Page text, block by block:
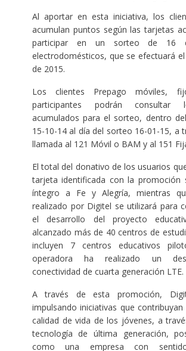
Al aportar en esta iniciativa, los
acumulan puntos según las tarjetas
participar en un sorteo de 16
electrodomésticos, que se efectuará
de 2015.
Los clientes Prepago móviles,
participantes podrán consultar
acumulados para el sorteo, dentro
15-10-14 al día del sorteo 16-01-15, a
llamada al 121 Móvil o BAM y al 151
El total del donativo de los usuarios
tarjeta identificada con la promoción
íntegro a Fe y Alegría, mientras
realizado por Digitel se utilizará para
el desarrollo del proyecto
alcanzado más de 40 centros de
incluyen 7 centros educativos
operadora ha realizado un
conectividad de cuarta generación LTE.
A través de esta promoción,
impulsando iniciativas que
calidad de vida de los jóvenes, a
tecnología de última generación,
como una empresa con